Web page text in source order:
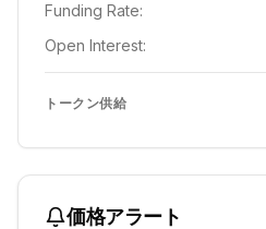
Funding Rate:
Open Interest:
トークン供給
価格アラート